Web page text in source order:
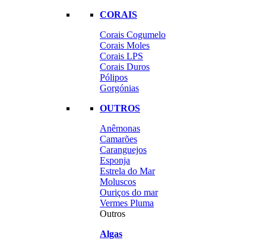
CORAIS
Corais Cogumelo
Corais Moles
Corais LPS
Corais Duros
Pólipos
Gorgónias
OUTROS
Anêmonas
Camarões
Caranguejos
Esponja
Estrela do Mar
Moluscos
Ouriços do mar
Vermes Pluma
Outros
Algas